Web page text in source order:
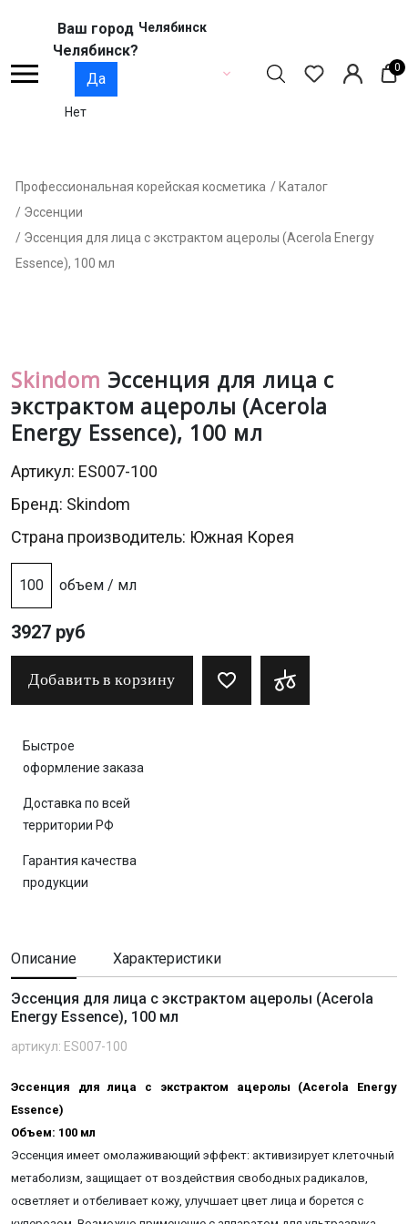
Ваш город
Челябинск?
Да
Нет
Челябинск
0
Профессиональная корейская косметика / Каталог
/ Эссенции
/ Эссенция для лица с экстрактом ацеролы (Acerola Energy
Essence), 100 мл
Skindom Эссенция для лица с
экстрактом ацеролы (Acerola
Energy Essence), 100 мл
Артикул: ES007-100
Бренд: Skindom
Страна производитель: Южная Корея
100 объем / мл
3927 руб
Добавить в корзину
Быстрое
оформление заказа
Доставка по всей
территории РФ
Гарантия качества
продукции
Описание Характеристики
Эссенция для лица с экстрактом ацеролы (Acerola
Energy Essence), 100 мл
артикул: ES007-100
Эссенция для лица с экстрактом ацеролы (Acerola Energy
Essence)
Объем: 100 мл
Эссенция имеет омолаживающий эффект: активизирует клеточный
метаболизм, защищает от воздействия свободных радикалов,
осветляет и отбеливает кожу, улучшает цвет лица и борется с